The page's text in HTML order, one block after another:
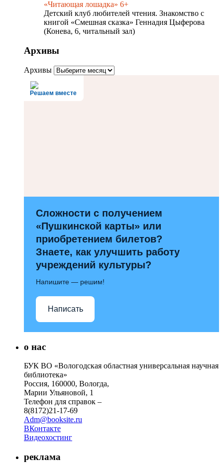
«Читающая лошадка» 6+
Детский клуб любителей чтения. Знакомство с
книгой «Смешная сказка» Геннадия Цыферова
(Конева, 6, читальный зал)
Архивы
Архивы
Решаем вместе
Сложности с получением
«Пушкинской карты» или
приобретением билетов?
Знаете, как улучшить работу
учреждений культуры?
Напишите — решим!
Написать
о нас
БУК ВО «Вологодская областная универсальная научная
библиотека»
Россия, 160000, Вологда,
Марии Ульяновой, 1
Телефон для справок –
8(8172)21-17-69
Adm@booksite.ru
ВКонтакте
Видеохостинг
реклама